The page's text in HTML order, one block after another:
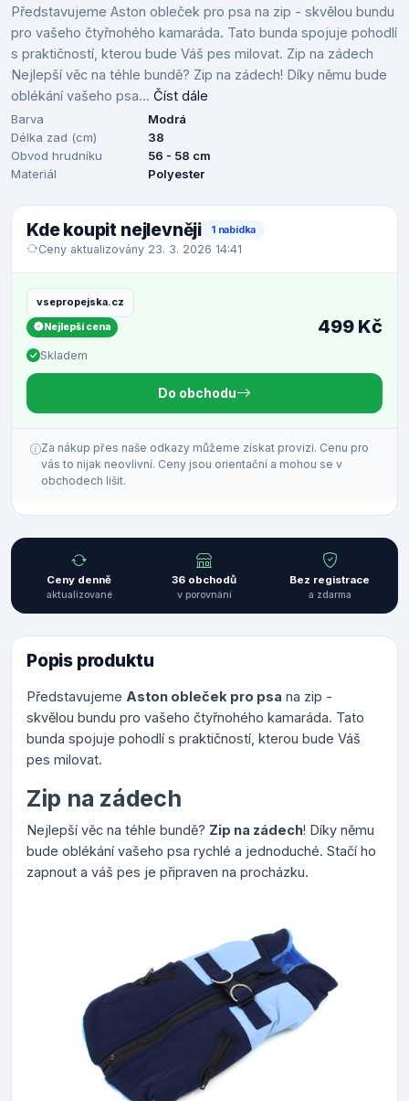
Představujeme Aston obleček pro psa na zip - skvělou bundu
pro vašeho čtyřnohého kamaráda. Tato bunda spojuje pohodlí
s praktičností, kterou bude Váš pes milovat. Zip na zádech
Nejlepší věc na téhle bundě? Zip na zádech! Díky němu bude
oblékání vašeho psa... Číst dále
Barva
Modrá
Délka zad (cm)
38
Obvod hrudníku
56 - 58 cm
Materiál
Polyester
Kde koupit nejlevněji 1 nabídka
Ceny aktualizovány 23. 3. 2026 14:41
vsepropejska.cz
Nejlepší cena
Skladem
499 Kč
Do obchodu
Za nákup přes naše odkazy můžeme získat provizi. Cenu pro
vás to nijak neovlivní. Ceny jsou orientační a mohou se v
obchodech lišit.
Ceny denně
aktualizované
36 obchodů
v porovnání
Bez registrace
a zdarma
Popis produktu
Představujeme Aston obleček pro psa na zip -
skvělou bundu pro vašeho čtyřnohého kamaráda. Tato
bunda spojuje pohodlí s praktičností, kterou bude Váš
pes milovat.
Zip na zádech
Nejlepší věc na téhle bundě? Zip na zádech! Díky němu
bude oblékání vašeho psa rychlé a jednoduché. Stačí ho
zapnout a váš pes je připraven na procházku.